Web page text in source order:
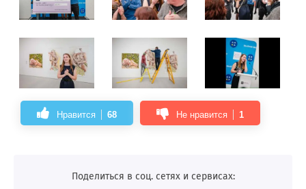
Нравится 68 Не нравится 1
Поделиться в соц. сетях и сервисах: